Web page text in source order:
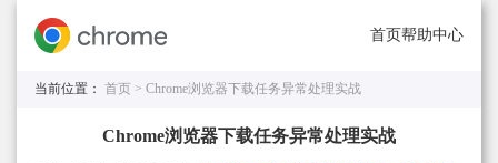
首页帮助中心
当前位置： 首页 > Chrome浏览器下载任务异常处理实战
Chrome浏览器下载任务异常处理实战